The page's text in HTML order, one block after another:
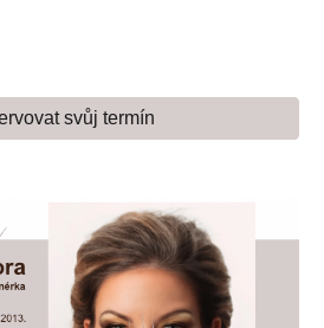
svůj termín